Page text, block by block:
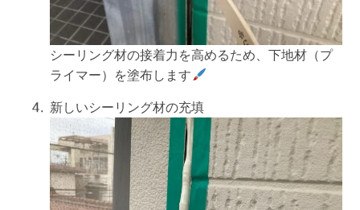
シーリング材の接着力を高めるため、下地材（プ
ライマー）を塗布します
新しいシーリング材の充填